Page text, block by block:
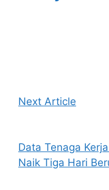
Next Article
Data Tenaga
Naik Tiga Hari